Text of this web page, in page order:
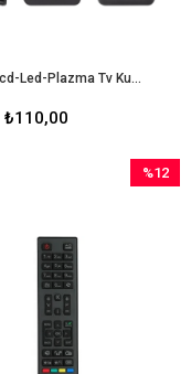
Vestel Lcd-Led-Plazma Tv Kumandası
₺110,00
%12